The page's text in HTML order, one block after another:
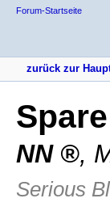
Forum-Startseite
zurück zur
NN ,
Serious